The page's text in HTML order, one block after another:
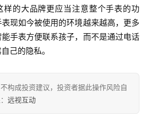
的大品牌更应当注意整个手表的功
现如今被使用的环境越来越高，更多
手表方便联系孩子，而不是通过电话
己的隐私。
构成投资建议，投资者据此操作风险自
远视互动